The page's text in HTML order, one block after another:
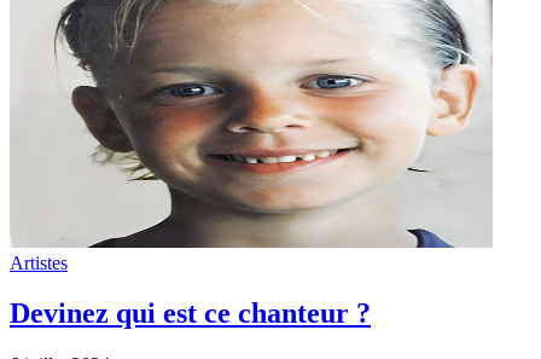
Artistes
Devinez qui est ce chanteur ?